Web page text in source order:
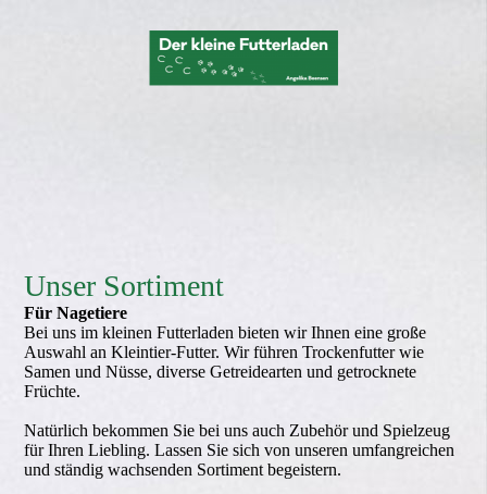
Unser Sortiment
Für Nagetiere
Bei uns im kleinen Futterladen bieten wir Ihnen eine große
Aus­wahl an Kleintier-Futter. Wir führen Trocken­futter wie
Samen und Nüsse, diverse Getreidearten und getrocknete
Früchte.
Natürlich bekommen Sie bei uns auch Zubehör und Spielzeug
für Ihren Liebling. Lassen Sie sich von unseren umfangreichen
und ständig wachsenden Sortiment begeistern.